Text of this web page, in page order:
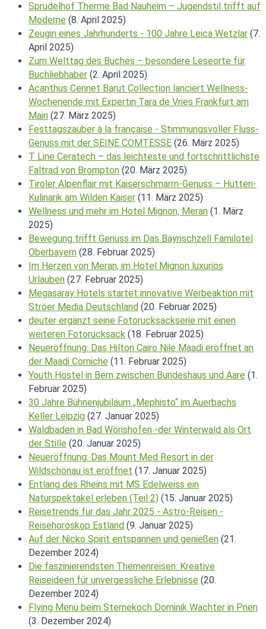
Sprudelhof Therme Bad Nauheim – Jugendstil trifft auf
Moderne (8. April 2025)
Zeugin eines Jahrhunderts - 100 Jahre Leica Wetzlar (7.
April 2025)
Zum Welttag des Buches – besondere Leseorte für
Buchliebhaber (2. April 2025)
Acanthus Cennet Barut Collection lanciert Wellness-
Wochenende mit Expertin Tara de Vries Frankfurt am
Main (27. März 2025)
Festtagszauber à la française - Stimmungsvoller Fluss-
Genuss mit der SEINE COMTESSE (26. März 2025)
T Line Ceratech – das leichteste und fortschrittlichste
Faltrad von Brompton (20. März 2025)
Tiroler Alpenflair mit Kaiserschmarrn-Genuss – Hütten-
Kulinarik am Wilden Kaiser (11. März 2025)
Wellness und mehr im Hotel Mignon, Meran (1. März
2025)
Bewegung trifft Genuss im Das Bayrischzell Familotel
Oberbayern (28. Februar 2025)
Im Herzen von Meran, im Hotel Mignon luxuriös
Urlauben (27. Februar 2025)
Megasaray Hotels startet innovative Werbeaktion mit
Ströer Media Deutschland (20. Februar 2025)
deuter ergänzt seine Fotorucksackserie mit einen
weiteren Fotorucksack (18. Februar 2025)
Neueröffnung: Das Hilton Cairo Nile Maadi eröffnet an
der Maadi Corniche (11. Februar 2025)
Youth Hostel in Bern zwischen Bundeshaus und Aare (1.
Februar 2025)
30 Jahre Bühnenjubiläum „Mephisto“ im Auerbachs
Keller Leipzig (27. Januar 2025)
Waldbaden in Bad Wörishofen -der Winterwald als Ort
der Stille (20. Januar 2025)
Neueröffnung: Das Mount Med Resort in der
Wildschönau ist eröffnet (17. Januar 2025)
Entlang des Rheins mit MS Edelweiss ein
Naturspektakel erleben (Teil 2) (15. Januar 2025)
Reisetrends für das Jahr 2025 - Astro-Reisen -
Reisehoroskop Estland (9. Januar 2025)
Auf der Nicko Spirit entspannen und genießen (21.
Dezember 2024)
Die faszinierendsten Themenreisen: Kreative
Reiseideen für unvergessliche Erlebnisse (20.
Dezember 2024)
Flying Menü beim Sternekoch Dominik Wachter in Prien
(3. Dezember 2024)